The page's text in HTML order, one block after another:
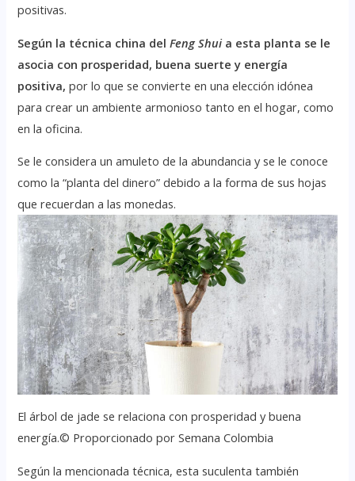
positivas.
Según la técnica china delFeng Shuia esta planta se le
asocia con prosperidad, buena suerte y energía
positiva, por lo que se convierte en una elección idónea
para crear un ambiente armonioso tanto en el hogar, como
en la oficina.
Se le considera un amuleto de la abundancia y se le conoce
como la “planta del dinero” debido a la forma de sus hojas
que recuerdan a las monedas.
El árbol de jade se relaciona con prosperidad y buena
energía.© Proporcionado por Semana Colombia
Según la mencionada técnica, esta suculenta también